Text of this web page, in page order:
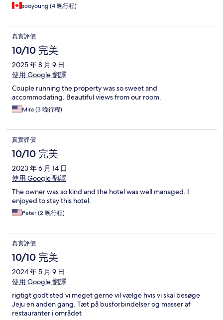
sooyoung (4 晚行程)
真實評價
10/10 完美
2025 年 8 月 9 日
使用 Google 翻譯
Couple running the property was so sweet and
accommodating. Beautiful views from our room.
Mira (3 晚行程)
真實評價
10/10 完美
2023 年 6 月 14 日
使用 Google 翻譯
The owner was so kind and the hotel was well managed. I
enjoyed to stay this hotel.
Peter (2 晚行程)
真實評價
10/10 完美
2024 年 5 月 9 日
使用 Google 翻譯
rigtigt godt sted vi meget gerne vil vælge hvis vi skal besøge
Jeju en anden gang. Tæt på busforbindelser og masser af
restauranter i området